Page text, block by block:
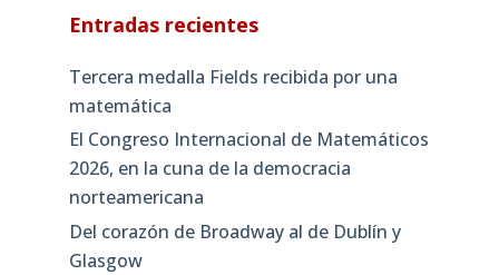
Entradas recientes
Tercera medalla Fields recibida por una
matemática
El Congreso Internacional de Matemáticos
2026, en la cuna de la democracia
norteamericana
Del corazón de Broadway al de Dublín y
Glasgow